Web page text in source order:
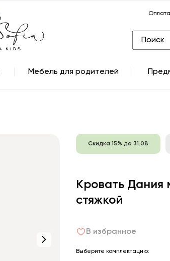
Мебель для родителей
Скидка 15% до 31.08
Кровать Дания
стяжкой
В избранное
Выберите комплектацию: